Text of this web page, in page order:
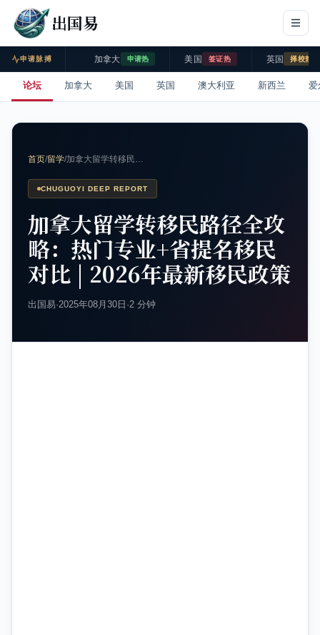
出国易
申请脉搏 加拿大 申请热 美国 签证热 英国 择校热
论坛 加拿大 美国 英国 澳大利亚 新西兰 爱
首页/留学/加拿大留学转移民…
CHUGUOYI DEEP REPORT
加拿大留学转移民路径全攻
略：热门专业+省提名移民
对比 | 2026年最新移民政策
出国易·2025年08月30日 ·2 分钟